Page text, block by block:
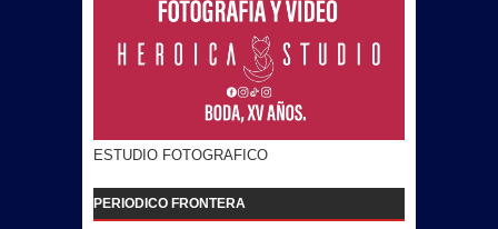
ESTUDIO FOTOGRAFICO
PERIODICO FRONTERA